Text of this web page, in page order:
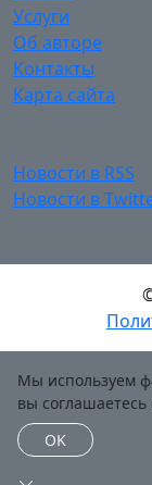
Услуги
Об авторе
Контакты
Карта сайта
Новости в RSS
Новости в
Мы используем
вы соглашаетесь
OK